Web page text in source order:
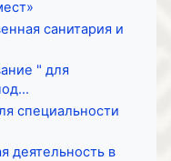
санитария и
" для
специальности
деятельность в